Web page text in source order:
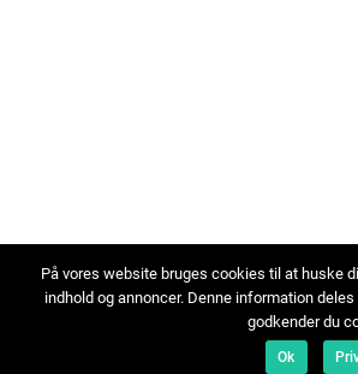
På vores website bruges cookies til at huske
indhold og annoncer. Denne information
godkender du
Ok